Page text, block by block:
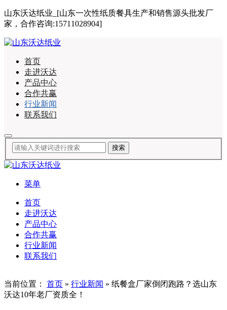
山东沃达纸业_[山东一次性纸质餐具生产和销售源头批发厂
家，合作咨询:15711028904]
首页
走进沃达
产品中心
合作共赢
行业新闻
联系我们
菜单
首页
走进沃达
产品中心
合作共赢
行业新闻
联系我们
当前位置： 首页 » 行业新闻 » 纸餐盒厂家倒闭跑路？选山东
沃达10年老厂资质全！